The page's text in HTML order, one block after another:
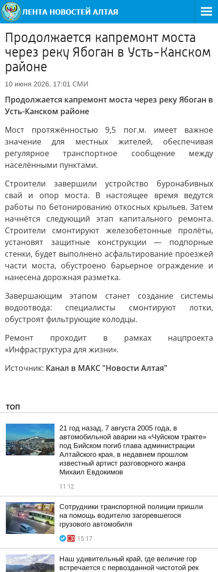
Продолжается капремонт моста
через реку Ябоган в Усть-Канском
районе
10 июня 2026, 17:01 СМИ
Продолжается капремонт моста через реку Ябоган в
Усть-Канском районе
Мост протяжённостью 9,5 пог.м. имеет важное
значение для местных жителей, обеспечивая
регулярное транспортное сообщение между
населёнными пунктами.
Строители завершили устройство буронабивных
свай и опор моста. В настоящее время ведутся
работы по бетонированию откосных крыльев. Затем
начнётся следующий этап капитального ремонта.
Строители смонтируют железобетонные пролёты,
установят защитные конструкции — подпорные
стенки, будет выполнено асфальтирование проезжей
части моста, обустроено барьерное ограждение и
нанесена дорожная разметка.
Завершающим этапом станет создание системы
водоотвода: специалисты смонтируют лотки,
обустроят фильтрующие колодцы.
Ремонт проходит в рамках нацпроекта
«Инфраструктура для жизни».
Источник: Канал в МАКС "Новости Алтая"
ТОП
21 год назад, 7 августа 2005 года, в
автомобильной аварии на «Чуйском тракте»
под Бийском погиб глава администрации
Алтайского края, в недавнем прошлом
известный артист разговорного жанра
Михаил Евдокимов
11:12
Сотрудники транспортной полиции пришли
на помощь водителю загоревшегося
грузового автомобиля
15:17
Наш удивительный край, где величие гор
встречается с первозданной чистотой рек